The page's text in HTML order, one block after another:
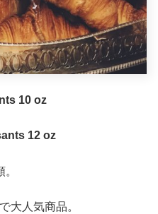
10 oz
12 oz
大人気商品。